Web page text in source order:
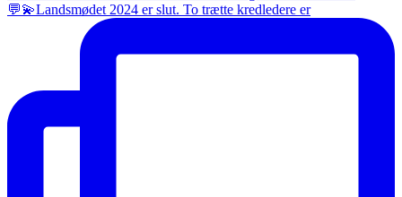
💬💫Landsmødet 2024 er slut. To trætte kredledere er